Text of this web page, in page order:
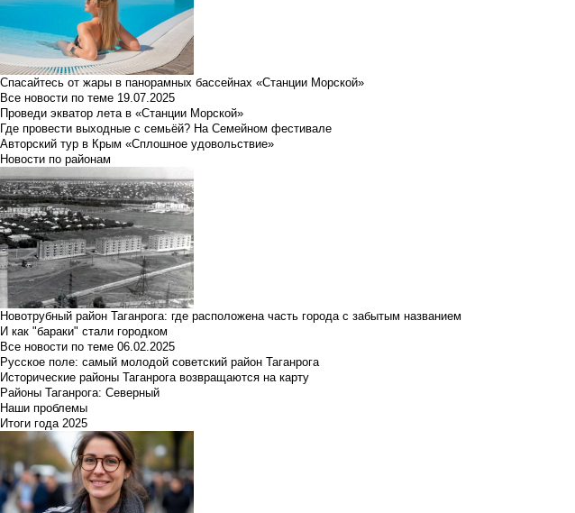
Спасайтесь от жары в панорамных бассейнах «Станции Морской»
Все новости по теме 19.07.2025
Проведи экватор лета в «Станции Морской»
Где провести выходные с семьёй? На Семейном фестивале
Авторский тур в Крым «Сплошное удовольствие»
Новости по районам
Новотрубный район Таганрога: где расположена часть города с забытым названием
И как "бараки" стали городком
Все новости по теме 06.02.2025
Русское поле: самый молодой советский район Таганрога
Исторические районы Таганрога возвращаются на карту
Районы Таганрога: Северный
Наши проблемы
Итоги года 2025